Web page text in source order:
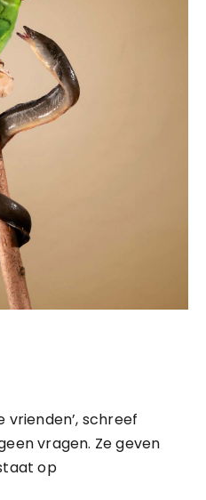
vrienden’, schreef
vragen. Ze geven
op